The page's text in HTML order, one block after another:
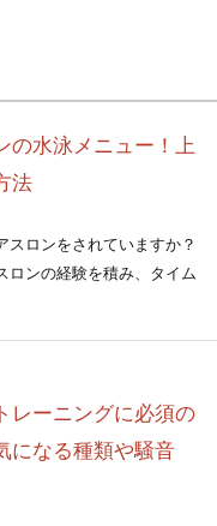
の水泳メニュー！上
法
スロンをされていますか？
ロンの経験を積み、タイム
レーニングに必須の
になる種類や騒音